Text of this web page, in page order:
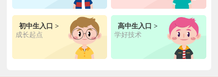
初中生入口 >
成长起点
高中生入口 >
学好技术
王** 金典总厨专业 福建厦门 6小时前 在线报名
金鼎大厨专业 在线报名